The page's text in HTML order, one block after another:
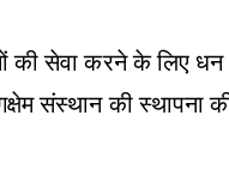
की सेवा करने के लिए
संस्थान की